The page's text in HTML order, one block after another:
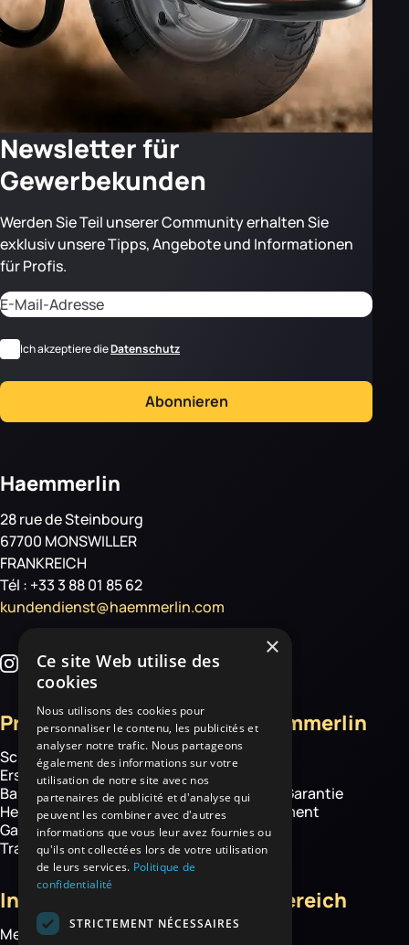
Newsletter für
Gewerbekunden
Werden Sie Teil unserer Community erhalten Sie
exklusiv unsere Tipps, Angebote und Informationen
für Profis.
Adresse email
RGPDIch akzeptiere dieDatenschutz
CAPTCHA
Abonnieren
Haemmerlin
28 rue de Steinbourg
67700 MONSWILLER
FRANKREICH
Tél : +33 3 88 01 85 62
kundendienst@haemmerlin.com
Produkte
Schubkarren
Ersatzteile
Baustelle
Hebetechnik
Garten- und
Transportgeräte
Über Haemmerlin
Über uns
Know how
Haemmerlin-Garantie
CSR-Engagement
News
Informationen
Mediathek
Kundenbereich
Mein Konto
×
Ce site Web utilise des
cookies
Nous utilisons des cookies pour
personnaliser le contenu, les publicités et
analyser notre trafic. Nous partageons
également des informations sur votre
utilisation de notre site avec nos
partenaires de publicité et d'analyse qui
peuvent les combiner avec d'autres
informations que vous leur avez fournies ou
qu'ils ont collectées lors de votre utilisation
de leurs services. Politique de
confidentialité
STRICTEMENT NÉCESSAIRES